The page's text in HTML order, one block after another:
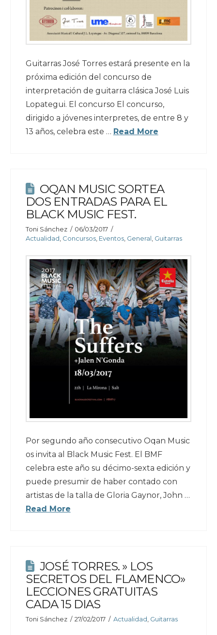
Guitarras José Torres estará presente en la
próxima edición del concurso de
interpretación de guitarra clásica José Luis
Lopategui. El concurso El concurso,
dirigido a jóvenes interpretes, de entre 8 y
13 años, celebra este … Read More
OQAN MUSIC SORTEA
DOS ENTRADAS PARA EL
BLACK MUSIC FEST.
Toni Sánchez
06/03/2017
Actualidad Concursos, Eventos, General Guitarras
Por segundo año consecutivo Oqan Music
os invita al Black Music Fest. El BMF
celebra este año su décimo-sexta edición y
puede presumir de haber contado con
artistas de la talla de Gloria Gaynor, John …
Read More
JOSÉ TORRES. » LOS
SECRETOS DEL FLAMENCO»
LECCIONES GRATUITAS
CADA 15 DIAS
Toni Sánchez 27/02/2017 Actualidad Guitarras